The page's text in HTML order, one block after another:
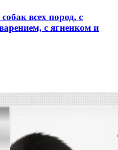
всех пород, с
с ягненком и